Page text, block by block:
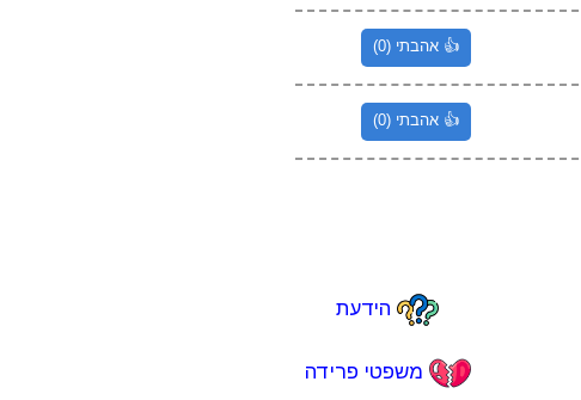
👍 אהבתי (0)
👍 אהבתי (0)
הידעת
משפטי פרידה